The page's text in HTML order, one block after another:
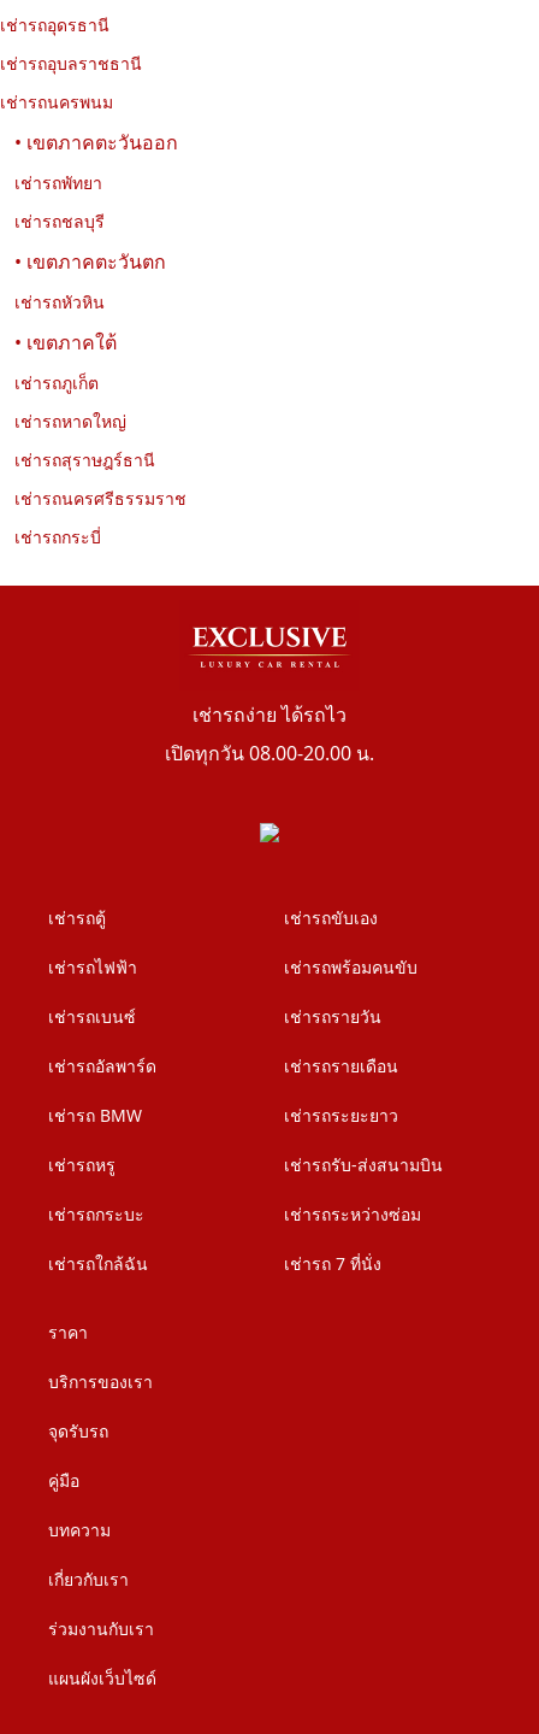
เช่ารถอุดรธานี
เช่ารถอุบลราชธานี
เช่ารถนครพนม
• เขตภาคตะวันออก
เช่ารถพัทยา
เช่ารถชลบุรี
• เขตภาคตะวันตก
เช่ารถหัวหิน
• เขตภาคใต้
เช่ารถภูเก็ต
เช่ารถหาดใหญ่
เช่ารถสุราษฎร์ธานี
เช่ารถนครศรีธรรมราช
เช่ารถกระบี่
เช่ารถง่าย ได้รถไว
เปิดทุกวัน 08.00-20.00 น.
เช่ารถตู้
เช่ารถไฟฟ้า
เช่ารถเบนซ์
เช่ารถอัลพาร์ด
เช่ารถ BMW
เช่ารถหรู
เช่ารถกระบะ
เช่ารถใกล้ฉัน
เช่ารถขับเอง
เช่ารถพร้อมคนขับ
เช่ารถรายวัน
เช่ารถรายเดือน
เช่ารถระยะยาว
เช่ารถรับ-ส่งสนามบิน
เช่ารถระหว่างซ่อม
เช่ารถ 7 ที่นั่ง
ราคา
บริการของเรา
จุดรับรถ
คู่มือ
บทความ
เกี่ยวกับเรา
ร่วมงานกับเรา
แผนผังเว็บไซด์